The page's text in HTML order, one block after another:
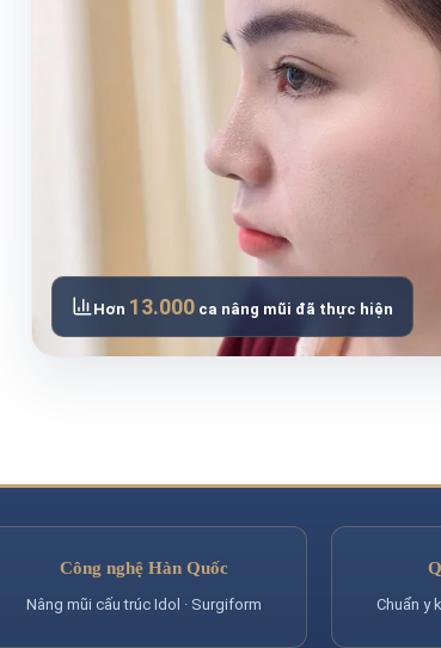
Hơn 13.000ca nâng mũi đã thực hiện
Công nghệ Hàn Quốc
Nâng mũi cấu trúc Idol · Surgiform Chuẩn y